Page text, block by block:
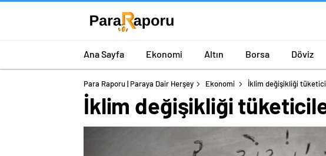
Ana Sayfa Ekonomi Altın Borsa Döviz
Para Raporu | Paraya Dair Herşey Ekonomi İklim değişikliği
İklim değişikliği